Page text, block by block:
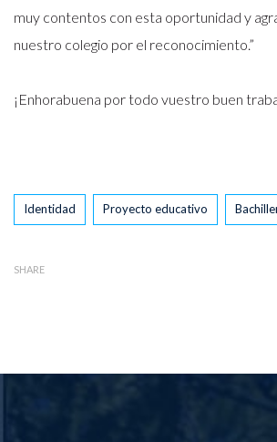
muy contentos con esta oportunidad y
nuestro colegio por el reconocimiento.”
¡Enhorabuena por todo vuestro buen
Tags
Identidad Proyecto educativo
SHARE